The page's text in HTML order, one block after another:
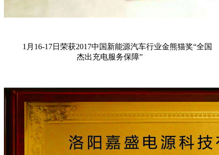
1月16-17日荣获2017中国新能源汽车行业金熊猫奖“全国
杰出充电服务保障”